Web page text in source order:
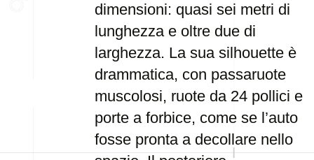
dimensioni: quasi sei metri di
lunghezza e oltre due di
larghezza. La sua silhouette è
drammatica, con passaruote
muscolosi, ruote da 24 pollici e
porte a forbice, come se l’auto
fosse pronta a decollare nello